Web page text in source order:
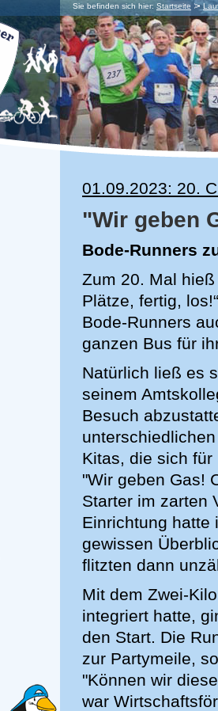
Sie befinden sich hier: Startseite
01.09.2023: 20.
"Wir geben
Bode-Runners
Zum 20. Mal
Plätze, fertig,
Bode-Runners
ganzen Bus für
Natürlich ließ es
seinem
Besuch
Kitas, die sich
"Wir geben Gas!
Starter im zarten
Einrichtung hatte
gewissen
flitzten dann
Mit dem Zwei-
integriert hatte,
den Start. Die
zur Partymeile,
"Können wir
war